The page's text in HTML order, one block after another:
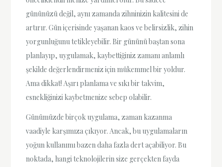
gününüzü değil, aynı zamanda zihninizin kalitesini de
artırır. Gün içerisinde yaşanan kaos ve belirsizlik, zihin
yorgunluğunu tetikleyebilir. Bir gününü baştan sona
planlayıp, uygulamak, kaybettiğiniz zamanı anlamlı
şekilde değerlendirmeniz için mükemmel bir yoldur.
Ama dikkat! Aşırı planlama ve sıkı bir takvim,
esnekliğinizi kaybetmenize sebep olabilir.
Günümüzde birçok uygulama, zaman kazanma
vaadiyle karşımıza çıkıyor. Ancak, bu uygulamaların
yoğun kullanımı bazen daha fazla dert açabiliyor. Bu
noktada, hangi teknolojilerin size gerçekten fayda